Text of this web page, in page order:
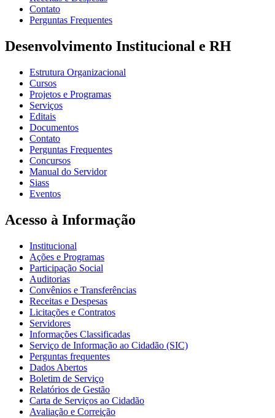
Contato
Perguntas Frequentes
Desenvolvimento Institucional e RH
Estrutura Organizacional
Cursos
Projetos e Programas
Serviços
Editais
Documentos
Contato
Perguntas Frequentes
Concursos
Manual do Servidor
Siass
Eventos
Acesso à Informação
Institucional
Ações e Programas
Participação Social
Auditorias
Convênios e Transferências
Receitas e Despesas
Licitações e Contratos
Servidores
Informações Classificadas
Serviço de Informação ao Cidadão (SIC)
Perguntas frequentes
Dados Abertos
Boletim de Serviço
Relatórios de Gestão
Carta de Serviços ao Cidadão
Avaliação e Correição